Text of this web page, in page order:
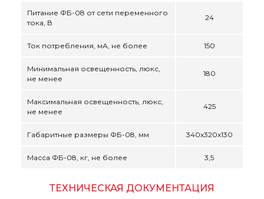
Питание ФБ-08 от сети переменного
тока, В
24
Ток потребления, мА, не более 150
Минимальная освещенность, люкс,
не менее
180
Максимальная освещенность, люкс,
не менее
425
Габаритные размеры ФБ-08, мм 340х320х130
Масса ФБ-08, кг, не более 3,5
ТЕХНИЧЕСКАЯ ДОКУМЕНТАЦИЯ